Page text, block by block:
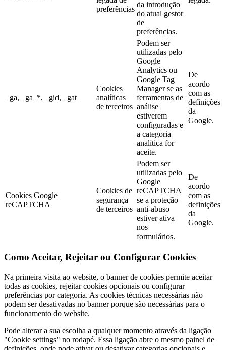
preferências
da introdução
do atual gestor
de
preferências.
_ga, _ga_*, _gid, _gat
Cookies
analíticas
de terceiros
Podem ser
utilizadas pelo
Google
Analytics ou
Google Tag
Manager se as
ferramentas de
análise
estiverem
configuradas e
a categoria
analítica for
aceite.
De
acordo
com as
definições
da
Google.
Cookies Google
reCAPTCHA
Cookies de
segurança
de terceiros
Podem ser
utilizadas pelo
Google
reCAPTCHA
se a proteção
anti-abuso
estiver ativa
nos
formulários.
De
acordo
com as
definições
da
Google.
Como Aceitar, Rejeitar ou Configurar Cookies
Na primeira visita ao website, o banner de cookies permite aceitar
todas as cookies, rejeitar cookies opcionais ou configurar
preferências por categoria. As cookies técnicas necessárias não
podem ser desativadas no banner porque são necessárias para o
funcionamento do website.
Pode alterar a sua escolha a qualquer momento através da ligação
"Cookie settings" no rodapé. Essa ligação abre o mesmo painel de